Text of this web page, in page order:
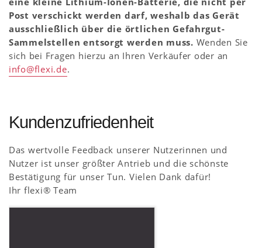
Post verschickt werden darf, weshalb das Gerät
ausschließlich über die örtlichen Gefahrgut-
Sammelstellen entsorgt werden muss. Wenden Sie
sich bei Fragen hierzu an Ihren Verkäufer oder an
info@flexi.de.
Kundenzufriedenheit
Das wertvolle Feedback unserer Nutzerinnen und
Nutzer ist unser größter Antrieb und die schönste
Bestätigung für unser Tun. Vielen Dank dafür!
Ihr flexi® Team